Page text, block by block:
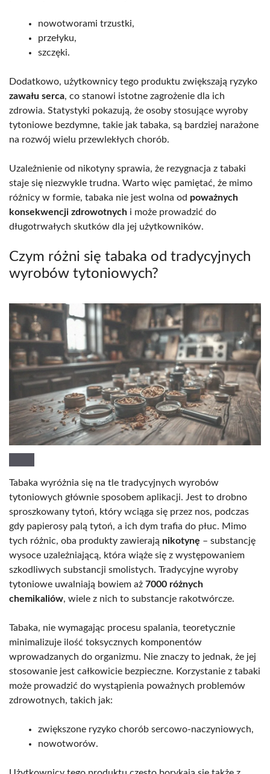
nowotworami trzustki,
przełyku,
szczęki.
Dodatkowo, użytkownicy tego produktu zwiększają ryzyko
zawału serca, co stanowi istotne zagrożenie dla ich
zdrowia. Statystyki pokazują, że osoby stosujące wyroby
tytoniowe bezdymne, takie jak tabaka, są bardziej narażone
na rozwój wielu przewlekłych chorób.
Uzależnienie od nikotyny sprawia, że rezygnacja z tabaki
staje się niezwykle trudna. Warto więc pamiętać, że mimo
różnicy w formie, tabaka nie jest wolna od poważnych
konsekwencji zdrowotnych i może prowadzić do
długotrwałych skutków dla jej użytkowników.
Czym różni się tabaka od tradycyjnych
wyrobów tytoniowych?
Tabaka wyróżnia się na tle tradycyjnych wyrobów
tytoniowych głównie sposobem aplikacji. Jest to drobno
sproszkowany tytoń, który wciąga się przez nos, podczas
gdy papierosy palą tytoń, a ich dym trafia do płuc. Mimo
tych różnic, oba produkty zawierają nikotynę – substancję
wysoce uzależniającą, która wiąże się z występowaniem
szkodliwych substancji smolistych. Tradycyjne wyroby
tytoniowe uwalniają bowiem aż 7000 różnych
chemikaliów, wiele z nich to substancje rakotwórcze.
Tabaka, nie wymagając procesu spalania, teoretycznie
minimalizuje ilość toksycznych komponentów
wprowadzanych do organizmu. Nie znaczy to jednak, że jej
stosowanie jest całkowicie bezpieczne. Korzystanie z tabaki
może prowadzić do wystąpienia poważnych problemów
zdrowotnych, takich jak:
zwiększone ryzyko chorób sercowo-naczyniowych,
nowotworów.